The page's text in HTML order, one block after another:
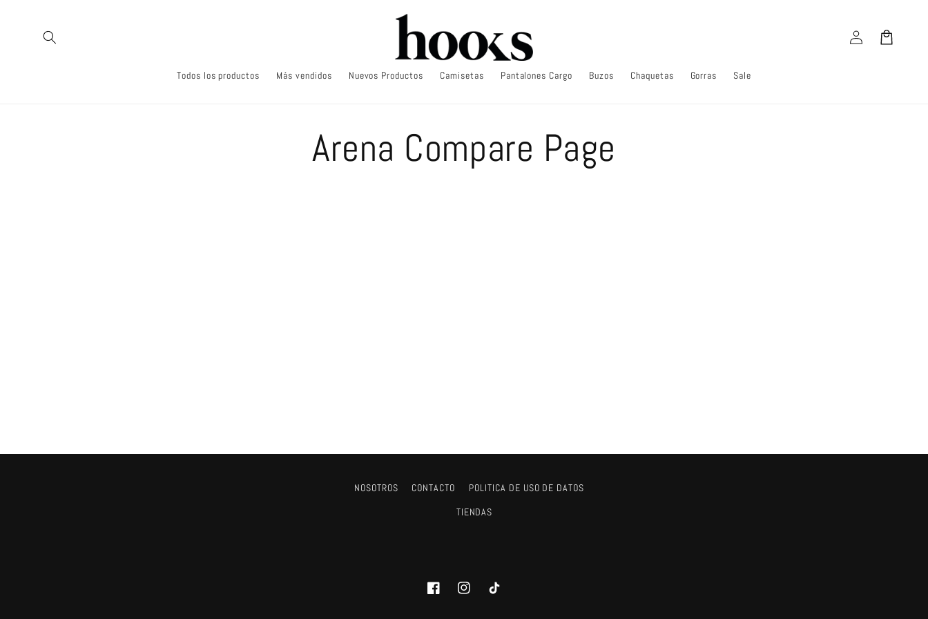
al contenido
Todos los productos Más vendidos Nuevos Productos Camisetas Pantalones Cargo Buzos Chaquetas Gorras Sale
Iniciar
sesión
Carrito
Arena Compare Page
NOSOTROS CONTACTO
POLITICA DE USO DE DATOS
TIENDAS
FacebookInstagramTikTok